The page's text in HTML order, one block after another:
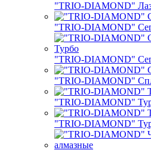
"TRIO-DIAMOND"
"TRIO-DIAMOND"
"TRIO-DIAMOND"
"TRIO-DIAMOND"
"TRIO-DIAMOND"
"TRIO-DIAMOND"